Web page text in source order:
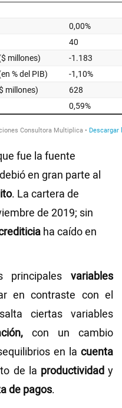
fue la fuente
en gran parte al
. La cartera de
de 2019; sin
ha caído en
principales variables
en contraste con el
ciertas variables
con un cambio
en la cuenta
de la productividady
de pagos.